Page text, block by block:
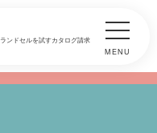
ランドセルを試すカタログ請求
MENU